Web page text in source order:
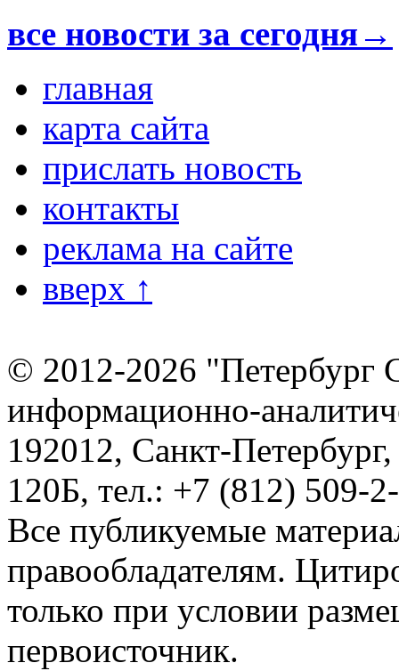
все новости за сегодня→
главная
карта сайта
прислать новость
контакты
реклама на сайте
вверх ↑
© 2012-2026 "Петербург
информационно-
192012, Санкт-
120Б, тел.: +7 (812) 509-
Все публикуемые
правообладателям.
только при условии
первоисточник.